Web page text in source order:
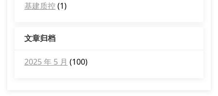
基建质控 (1)
文章归档
2025 年 5 月 (100)